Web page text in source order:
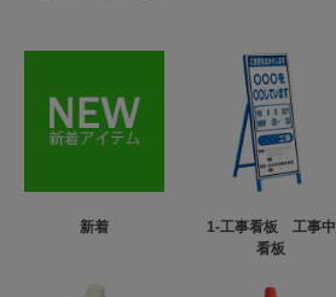
新着
1-工事看板 工事中
看板